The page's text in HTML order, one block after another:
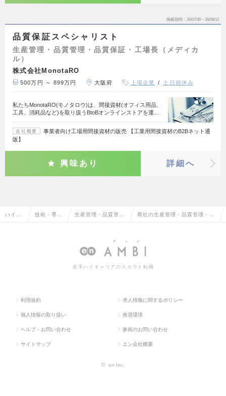
掲載期間 26/07/30～26/08/12
品質保証スペシャリスト
生産管理・品質管理・品質保証・工場長（メディカ
ル）
株式会社MonotaRO
500万円 ～ 899万円 大阪府 上場企業 土日祝休み
私たちMonotaRO(モノタロウ)は、間接資材(オフィス用品、
工具、消耗品など)を取り扱うBtoBオンラインストアを運…
会社概要
事業者向け工場用間接資材の販売 【工業用間接資材のB2Bネット通
販】
興味あり 詳細へ
ハイク 技術・専門 生産管理・品質管
長（メディカル）
商社の生産管理・品質管理・品
の転職・求人情報一覧
若手ハイキャリアのスカウト転職
利用規約 求人情報に関するポリシー
個人情報の取り扱い 推奨環境
ヘルプ・お問い合わせ 参画のお問い合わせ
サイトマップ エン会社概要
© en Inc.